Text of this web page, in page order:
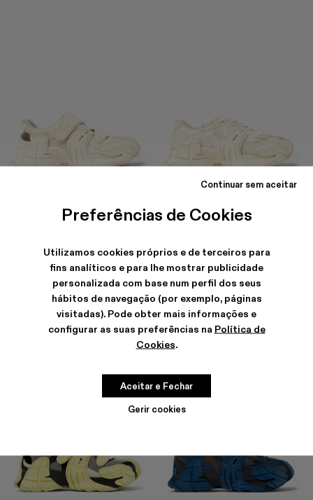
Preferências de Cookies
Utilizamos cookies próprios e de terceiros para
fins analíticos e para lhe mostrar publicidade
personalizada com base num perfil dos seus
hábitos de navegação (por exemplo, páginas
visitadas). Pode obter mais informações e
configurar as suas preferências na Política de
Cookies.
Gerir cookies
Continuar sem aceitar
Aceitar e Fechar